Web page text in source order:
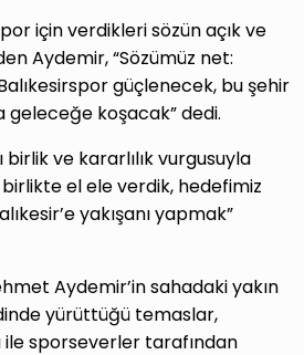
için verdikleri sözün açık ve
Aydemir, “Sözümüz net:
güçlenecek, bu şehir
geleceğe koşacak” dedi.
birlik ve kararlılık vurgusuyla
el ele verdik, hedefimiz
yakışanı yapmak”
Aydemir’in sahadaki yakın
yürüttüğü temaslar,
ile sporseverler tarafından